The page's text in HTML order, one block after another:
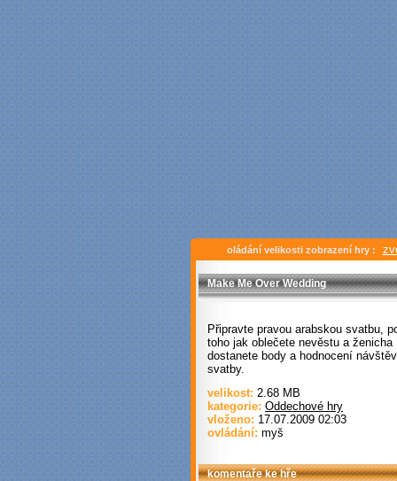
oládání velikosti zobrazení hry :
Make Me Over Wedding
Připravte pravou arabskou svatbu,
toho jak oblečete nevěstu a ženicha
dostanete body a hodnocení
svatby.
velikost: 2.68 MB
kategorie: Oddechové hry
vloženo: 17.07.2009 02:03
ovládání: myš
komentaře ke hře